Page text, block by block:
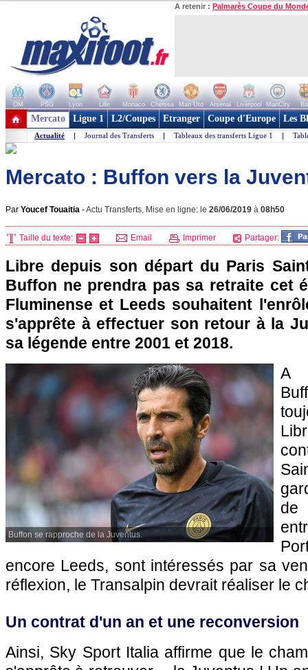
A retenir : Palmarès Coupe du
OM PSG Lyon Lille Monaco Chelsea Man Utd Arsenal Liverpool ManCity
+ de clubs
Mercato Ligue 1 L2/Coupes Etranger Coupe d'Europe Les
Actualité | Journal des Transferts | Tableaux des transferts Ligue 1 |
Mercato : Buffon vers la
Par Youcef Touaitia -Actu Transferts, Mise en ligne: le 26/06/2019 à 08h50
Taille du texte: Email Imprimer Partager:
Libre depuis son départ du Paris
Buffon ne prendra pas sa retraite cet
Fluminense et Leeds souhaitent
s'apprête à effectuer son retour à la
sa légende entre 2001 et 2018.
Buffon se rapproche de la Juventus.
A
de
encore Leeds, sont intéressés par sa
réflexion, le Transalpin devrait réaliser le
Un contrat d'un an et une reconversion
Ainsi, Sky Sport Italia affirme que le